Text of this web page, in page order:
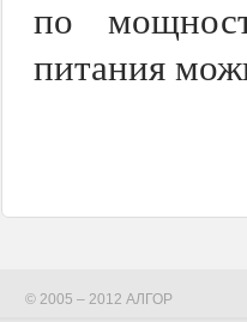
по
питания
© 2005 – 2012 АЛГОР